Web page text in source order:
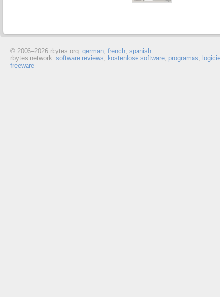
© 2006–2026 rbytes.org: german, french, spanish
rbytes.network: software reviews, kostenlose software, programas,
freeware